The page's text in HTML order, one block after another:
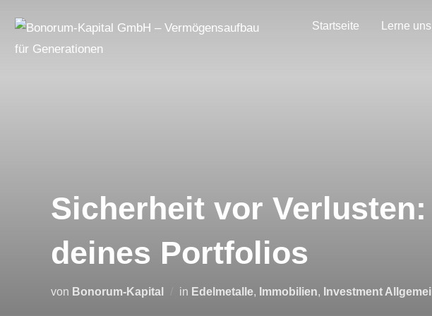
Inhalt
springen
Startseite Lerne
Sicherheit vor
deines Portfolios
von Bonorum-Kapital in Edelmetalle, Immobilien, Investment